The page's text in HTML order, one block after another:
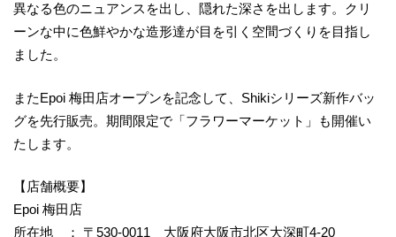
異なる色のニュアンスを出し、隠れた深さを出します。クリ
ーンな中に色鮮やかな造形達が目を引く空間づくりを目指し
ました。
またEpoi 梅田店オープンを記念して、Shikiシリーズ新作バッ
グを先行販売。期間限定で「フラワーマーケット」も開催い
たします。
【店舗概要】
Epoi 梅田店
所在地 ： 〒530-0011 大阪府大阪市北区大深町4-20